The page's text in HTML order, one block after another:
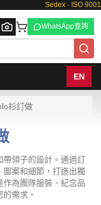
Sedex · ISO 9001
WhatsApp查詢
EN
衫訂做
帶領子的設計。通過訂
案和細節，打造出獨
為團隊服裝、紀念品
需求。